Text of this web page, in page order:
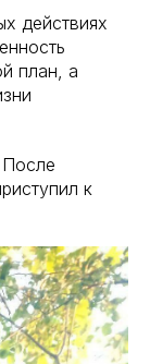
действиях
план, а
После
к